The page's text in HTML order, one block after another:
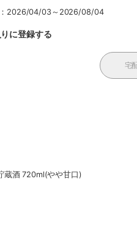
2026/04/03～2026/08/04
に登録する
宅
蔵酒 720ml(やや甘口)